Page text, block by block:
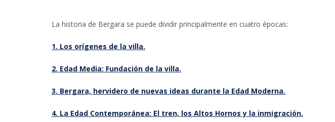
La historia de Bergara se puede dividir principalmente en cuatro épocas:
1. Los orígenes de la villa.
2. Edad Media: Fundación de la villa.
3. Bergara, hervidero de nuevas ideas durante la Edad Moderna.
4. La Edad Contemporánea: El tren, los Altos Hornos y la inmigración.